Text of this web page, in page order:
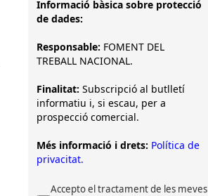
Informació bàsica sobre protecció
de dades:
Responsable: FOMENT DEL
TREBALL NACIONAL.
Finalitat: Subscripció al butlletí
informatiu i, si escau, per a
prospecció comercial.
Més informació i drets: Política de
privacitat.
Accepto el tractament de les meves